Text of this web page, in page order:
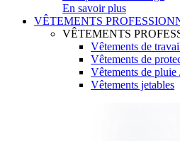
En savoir plus
VÊTEMENTS
VÊTEMENTS
Vêtements de
Vêtements de
Vêtements de pluie
Vêtements jetables